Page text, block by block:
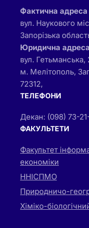
Фактична адреса
вул. Наукового
Запорізька
Юридична адреса
вул. Гетьманська,
м. Мелітополь,
72312,
ТЕЛЕФОНИ
Декан: (098) 73-
ФАКУЛЬТЕТИ
Факультет
економіки
ННІСПМО
Природничо-
Хіміко-